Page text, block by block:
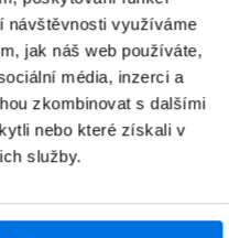
návštěvnosti využíváme
jak náš web používáte,
média, inzerci a
zkombinovat s dalšími
nebo které získali v
služby.